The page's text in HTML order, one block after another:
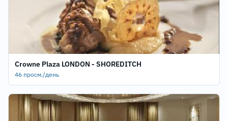
Crowne Plaza LONDON - SHOREDITCH
46 просм./день